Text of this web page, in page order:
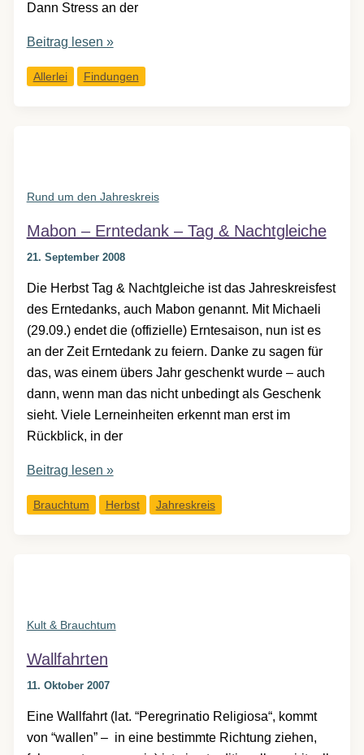
Dann Stress an der
Einkaufen,
Beitrag lesen »
Allerlei Findungen
Rund um den Jahreskreis
Mabon – Erntedank – Tag & Nachtgleiche
21. September 2008
Die Herbst Tag & Nachtgleiche ist das Jahreskreisfest
des Erntedanks, auch Mabon genannt. Mit Michaeli
(29.09.) endet die (offizielle) Erntesaison, nun ist es
an der Zeit Erntedank zu feiern. Danke zu sagen für
das, was einem übers Jahr geschenkt wurde – auch
dann, wenn man das nicht unbedingt als Geschenk
sieht. Viele Lerneinheiten erkennt man erst im
Rückblick, in der
Mabon
Erntedank
Beitrag lesen »
Brauchtum Herbst Jahreskreis
Kult & Brauchtum
Wallfahrten
11. Oktober 2007
Eine Wallfahrt (lat. “Peregrinatio Religiosa“, kommt
von “wallen” – in eine bestimmte Richtung ziehen,